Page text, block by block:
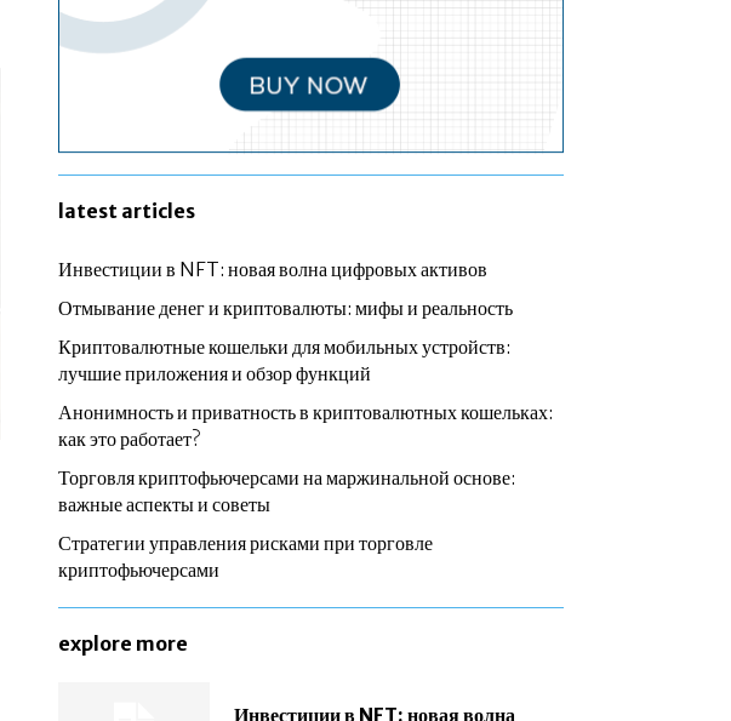
latest articles
Инвестиции в NFT: новая волна цифровых активов
Отмывание денег и криптовалюты: мифы и реальность
Криптовалютные кошельки для мобильных устройств:
лучшие приложения и обзор функций
Анонимность и приватность в криптовалютных кошельках:
как это работает?
Торговля криптофьючерсами на маржинальной основе:
важные аспекты и советы
Стратегии управления рисками при торговле
криптофьючерсами
explore more
Инвестиции в NFT: новая волна